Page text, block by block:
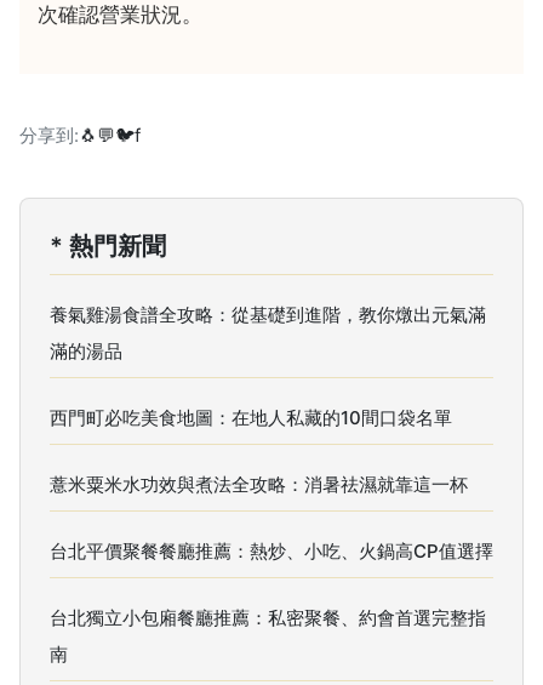
次確認營業狀況。
分享到:🐧💬🐦f
* 熱門新聞
養氣雞湯食譜全攻略：從基礎到進階，教你燉出元氣滿
滿的湯品
西門町必吃美食地圖：在地人私藏的10間口袋名單
薏米粟米水功效與煮法全攻略：消暑祛濕就靠這一杯
台北平價聚餐餐廳推薦：熱炒、小吃、火鍋高CP值選擇
台北獨立小包廂餐廳推薦：私密聚餐、約會首選完整指
南